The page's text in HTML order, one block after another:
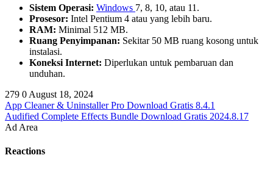
Sistem Operasi: Windows 7, 8, 10, atau 11.
Prosesor: Intel Pentium 4 atau yang lebih baru.
RAM: Minimal 512 MB.
Ruang Penyimpanan: Sekitar 50 MB ruang kosong untuk
instalasi.
Koneksi Internet: Diperlukan untuk pembaruan dan
unduhan.
279 0 August 18, 2024
App Cleaner & Uninstaller Pro Download Gratis 8.4.1
Audified Complete Effects Bundle Download Gratis 2024.8.17
Ad Area
Reactions